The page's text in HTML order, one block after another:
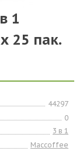
1
25 пак.
44297
0
3 в 1
Maccoffee